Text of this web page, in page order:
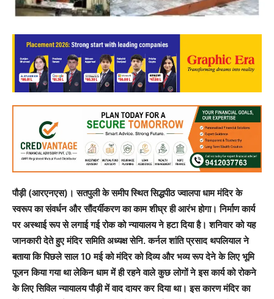
पौड़ी (आरएनएस)। सतपुली के समीप स्थित सिद्धपीठ ज्वालपा धाम मंदिर के
स्वरूप का संवर्धन और सौंदर्यीकरण का काम शीघ्र ही आरंभ होगा। निर्माण कार्य
पर अस्थाई रूप से लगाई गई रोक को न्यायालय ने हटा दिया है। शनिवार को यह
जानकारी देते हुए मंदिर समिति अध्यक्ष सेनि. कर्नल शांति प्रसाद थपलियाल ने
बताया कि पिछले साल 10 मई को मंदिर को दिव्य और भव्य रूप देने के लिए भूमि
पूजन किया गया था लेकिन धाम में ही रहने वाले कुछ लोगों ने इस कार्य को रोकने
के लिए सिविल न्यायालय पौड़ी में वाद दायर कर दिया था। इस कारण मंदिर का